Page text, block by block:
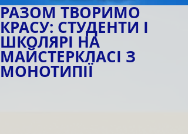
РАЗОМ ТВОРИМО
КРАСУ: СТУДЕНТИ І
ШКОЛЯРІ НА
МАЙСТЕРКЛАСІ З
МОНОТИПІЇ